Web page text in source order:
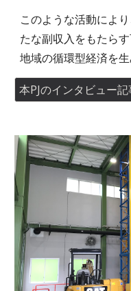
このような活動によ
たな副収入をもたら
地域の循環型経済を